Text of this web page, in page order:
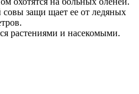
защи щает ее от ледяных
растениями и насекомыми.